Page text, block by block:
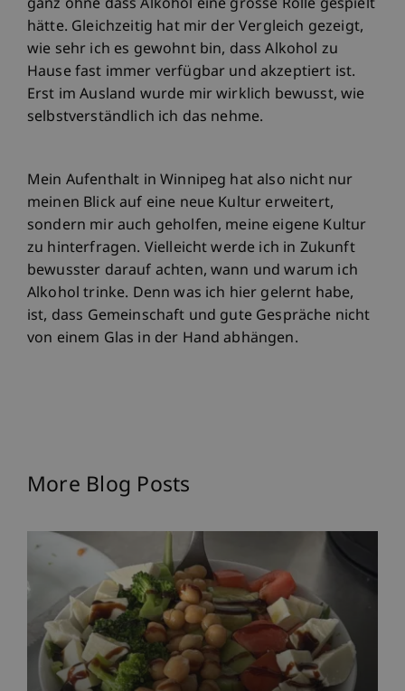
ganz ohne dass Alkohol eine grosse Rolle gespielt
hätte. Gleichzeitig hat mir der Vergleich gezeigt,
wie sehr ich es gewohnt bin, dass Alkohol zu
Hause fast immer verfügbar und akzeptiert ist.
Erst im Ausland wurde mir wirklich bewusst, wie
selbstverständlich ich das nehme.
Mein Aufenthalt in Winnipeg hat also nicht nur
meinen Blick auf eine neue Kultur erweitert,
sondern mir auch geholfen, meine eigene Kultur
zu hinterfragen. Vielleicht werde ich in Zukunft
bewusster darauf achten, wann und warum ich
Alkohol trinke. Denn was ich hier gelernt habe,
ist, dass Gemeinschaft und gute Gespräche nicht
von einem Glas in der Hand abhängen.
More Blog Posts